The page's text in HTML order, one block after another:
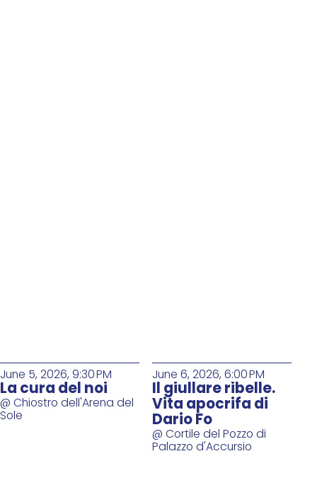
June 5, 2026, 9:30 PM
La cura del noi
@ Chiostro dell'Arena del
Sole
June 6, 2026, 6:00 PM
Il giullare ribelle.
Vita apocrifa di
Dario Fo
@ Cortile del Pozzo di
Palazzo d'Accursio